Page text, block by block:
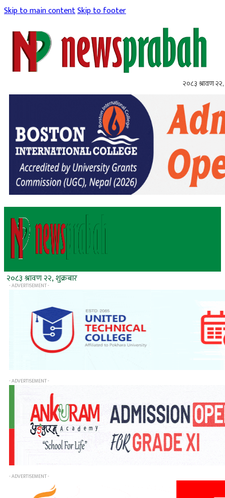
Skip to main contentSkip to footer
२०८३ श्रावण २२,
२०८३ श्रावण २२, शुक्रबार
- ADVERTISEMENT -
- ADVERTISEMENT -
- ADVERTISEMENT -